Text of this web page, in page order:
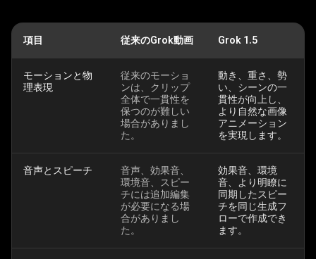
項目 従来のGrok動画 Grok 1.5
モーションと物
理表現
従来のモーショ
ンは、クリップ
全体で一貫性を
保つのが難しい
場合がありまし
た。
動き、重さ、勢
い、シーンの一
貫性が向上し、
より自然な画像
アニメーション
を実現します。
音声とスピーチ
音声、効果音、
環境音、スピー
チには追加編集
が必要になる場
合がありまし
た。
効果音、環境
音、より明瞭に
同期したスピー
チを同じ生成フ
ローで作成でき
ます。